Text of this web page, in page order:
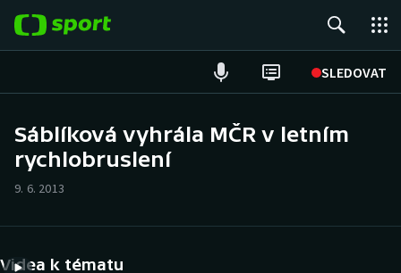
SLEDOVAT
Hokej
Sáblíková vyhrála MČR v letním
rychlobruslení
9. 6. 2013
Videa k tématu